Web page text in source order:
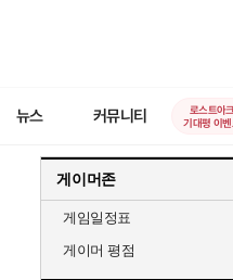
뉴스 커뮤니티
로스트아크
기대평 이
게이머존
게임일정표
게이머 평점